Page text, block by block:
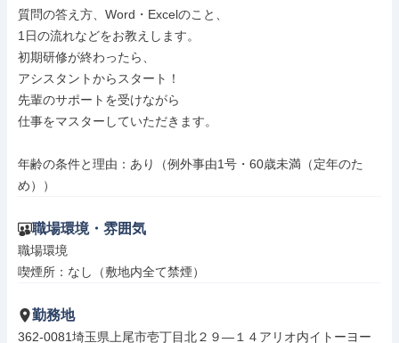
質問の答え方、Word・Excelのこと、
1日の流れなどをお教えします。
初期研修が終わったら、
アシスタントからスタート！
先輩のサポートを受けながら
仕事をマスターしていただきます。
年齢の条件と理由：あり（例外事由1号・60歳未満（定年のた
め））
職場環境・雰囲気
職場環境
喫煙所：なし（敷地内全て禁煙）
勤務地
362-0081埼玉県上尾市壱丁目北２９―１４アリオ内イトーヨー